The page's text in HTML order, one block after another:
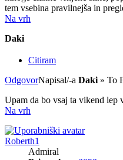
tem vsebina pravilnejša in
Na vrh
Daki
Citiram
OdgovorNapisal/-a Daki » To
Upam da bo vsaj ta vikend lep
Na vrh
Roberth1
Admiral